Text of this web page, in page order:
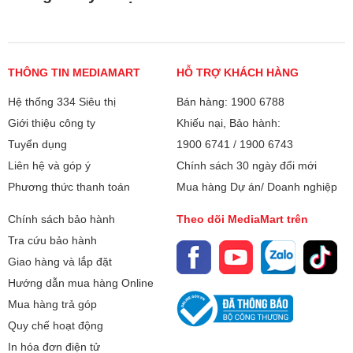
Muối rửa bát Almawin được sản xuất từ các nguyên liệu tự
nhiên, không chứa bất kỳ hóa chất độc hại nào. Điều này
giúp đảm bảo an toàn cho sức khỏe người sử dụng và thân
thiện với môi trường. Việc sử dụng muối rửa bát Almawin
gây hại cho sức khỏe.
Thành phần của muối rửa bát hữu cơ Almawin
Muối rửa bát hữu cơ Almawin được sản xuất từ 100% 100
% Natrium Chloride. – muối tinh khiết, không chứa bất kỳ
hóa chất độc hại nào. Đây là một trong những điểm nổi bật
và là sự khác biệt của muối rửa bát Almawin so với các loại
muối rửa bát thông thường.
THÔNG TIN MEDIAMART
Hệ thống 334 Siêu thị
Giới thiệu công ty
Tuyển dụng
Liên hệ và góp ý
Phương thức thanh toán
HỖ TRỢ KHÁCH HÀNG
Bán hàng: 1900 6788
Khiếu nại, Bảo hành:
1900 6741 / 1900 6743
Chính sách 30 ngày đổi mới
Mua hàng Dự án/ Doanh nghiệp
Chính sách bảo hành
Tra cứu bảo hành
Giao hàng và lắp đặt
Hướng dẫn mua hàng Online
Mua hàng trả góp
Quy chế hoạt động
In hóa đơn điện tử
Theo dõi MediaMart trên